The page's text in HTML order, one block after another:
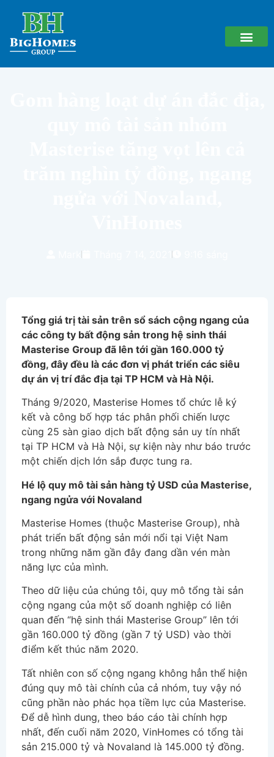
Tổng giá trị tài sản trên sổ sách cộng ngang của
các công ty bất động sản trong hệ sinh thái
Masterise Group đã lên tới gần 160.000 tỷ
đồng, đây đều là các đơn vị phát triển các siêu
dự án vị trí đắc địa tại TP HCM và Hà Nội.
Tháng 9/2020, Masterise Homes tổ chức lễ ký
kết và công bố hợp tác phân phối chiến lược
cùng 25 sàn giao dịch bất động sản uy tín nhất
tại TP HCM và Hà Nội, sự kiện này như báo trước
một chiến dịch lớn sắp được tung ra.
Hé lộ quy mô tài sản hàng tỷ USD của Masterise,
ngang ngửa với Novaland
Masterise Homes (thuộc Masterise Group), nhà
phát triển bất động sản mới nổi tại Việt Nam
trong những năm gần đây đang dần vén màn
năng lực của mình.
Theo dữ liệu của chúng tôi, quy mô tổng tài sản
cộng ngang của một số doanh nghiệp có liên
quan đến “hệ sinh thái Masterise Group” lên tới
gần 160.000 tỷ đồng (gần 7 tỷ USD) vào thời
điểm kết thúc năm 2020.
Tất nhiên con số cộng ngang không hẳn thể hiện
đúng quy mô tài chính của cả nhóm, tuy vậy nó
cũng phần nào phác họa tiềm lực của Masterise.
Để dễ hình dung, theo báo cáo tài chính hợp
nhất, đến cuối năm 2020, VinHomes có tổng tài
sản 215.000 tỷ và Novaland là 145.000 tỷ đồng.